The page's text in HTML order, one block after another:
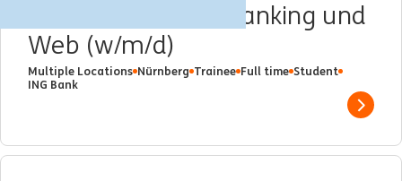
Praktikant Mobile Banking und
Web (w/m/d)
Multiple Locations Nürnberg Trainee Full time Student
ING Bank
Show